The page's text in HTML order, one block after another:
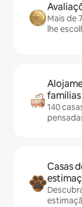
Mais de
lhe
famílias
140
Casas